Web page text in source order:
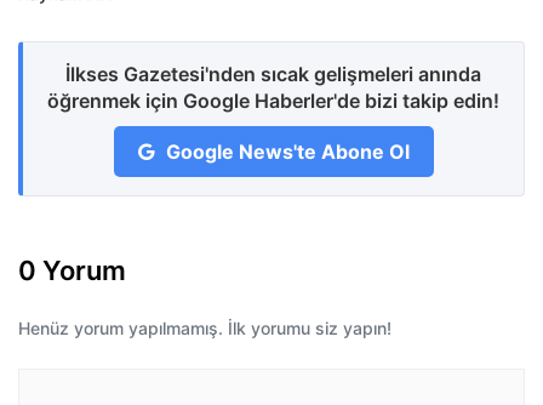
İlkses Gazetesi'nden sıcak gelişmeleri anında
öğrenmek için Google Haberler'de bizi takip edin!
Google News'te Abone Ol
0 Yorum
Henüz yorum yapılmamış. İlk yorumu siz yapın!